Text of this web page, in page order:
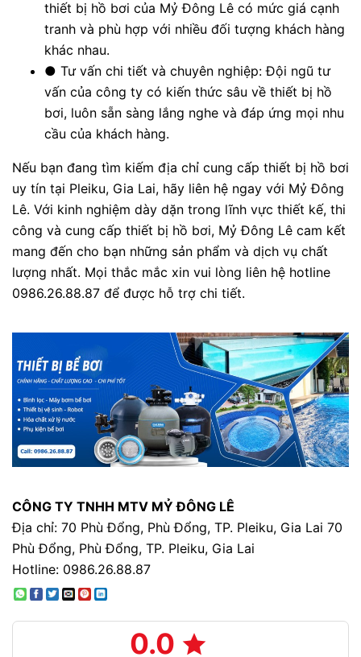
thiết bị hồ bơi của Mỷ Đông Lê có mức giá cạnh
tranh và phù hợp với nhiều đối tượng khách hàng
khác nhau.
● Tư vấn chi tiết và chuyên nghiệp: Đội ngũ tư
vấn của công ty có kiến thức sâu về thiết bị hồ
bơi, luôn sẵn sàng lắng nghe và đáp ứng mọi nhu
cầu của khách hàng.
Nếu bạn đang tìm kiếm địa chỉ cung cấp thiết bị hồ bơi
uy tín tại Pleiku, Gia Lai, hãy liên hệ ngay với Mỷ Đông
Lê. Với kinh nghiệm dày dặn trong lĩnh vực thiết kế, thi
công và cung cấp thiết bị hồ bơi, Mỷ Đông Lê cam kết
mang đến cho bạn những sản phẩm và dịch vụ chất
lượng nhất. Mọi thắc mắc xin vui lòng liên hệ hotline
0986.26.88.87 để được hỗ trợ chi tiết.
CÔNG TY TNHH MTV MỶ ĐÔNG LÊ
Địa chỉ: 70 Phù Đổng, Phù Đổng, TP. Pleiku, Gia Lai 70
Phù Đổng, Phù Đổng, TP. Pleiku, Gia Lai
Hotline: 0986.26.88.87
0.0